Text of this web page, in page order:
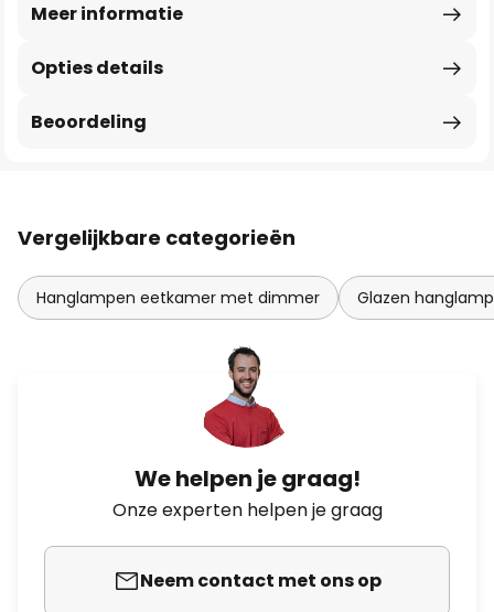
Opties details
Meer informatie
Beoordeling
Vergelijkbare categorieën
Hanglampen eetkamer met dimmer Glazen
We helpen je graag!
Onze experten helpen je graag
Neem contact met ons op